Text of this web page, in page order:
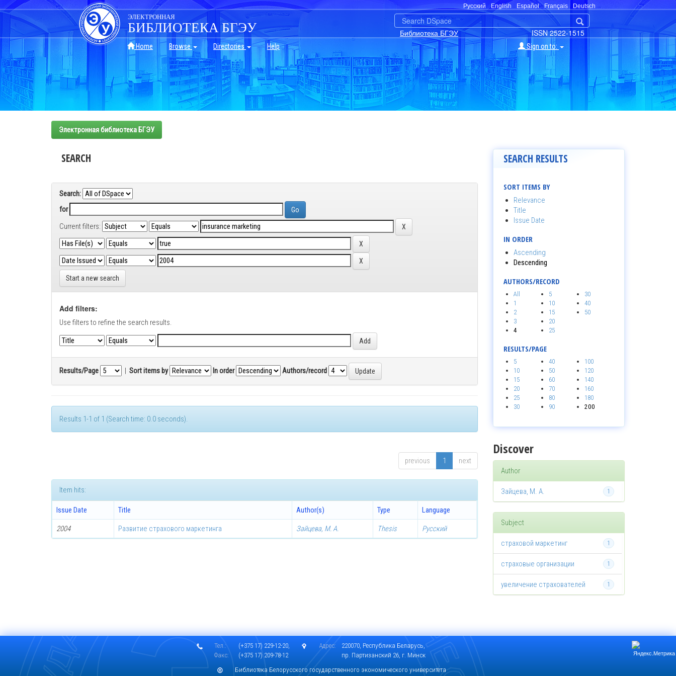
Skip
navigation
Русский English Español Français Deutsch
ISSN 2522-1515
Библиотека БГЭУ
ЭЛЕКТРОННАЯ
БИБЛИОТЕКА БГЭУ
Home Browse Directories Help Sign on to:
Электронная библиотека БГЭУ
SEARCH
Search:
for
Current filters:
Start a new search
Add filters:
Use filters to refine the search results.
Results/Page | Sort items by In order Authors/record
Results 1-1 of 1 (Search time: 0.0 seconds).
previous 1 next
Item hits:
Issue Date Title Author(s) Type Language
2004 Развитие страхового маркетинга Зайцева, М. А. Thesis Русский
SEARCH RESULTS
SORT ITEMS BY
Relevance
Title
Issue Date
IN ORDER
Ascending
Descending
AUTHORS/RECORD
All
1
2
3
4
5
10
15
20
25
30
40
50
RESULTS/PAGE
5
10
15
20
25
30
40
50
60
70
80
90
100
120
140
160
180
200
Discover
Author
1
Зайцева, М. А.
Subject
1
страховой маркетинг
1
страховые организации
1
увеличение страхователей
Тел.:
(+375 17) 229-12-20,
Факс:
(+375 17) 209-78-12
Адрес:
220070, Республика Беларусь,
пр. Партизанский 26, г. Минск
Библиотека Белорусского государственного экономического университета